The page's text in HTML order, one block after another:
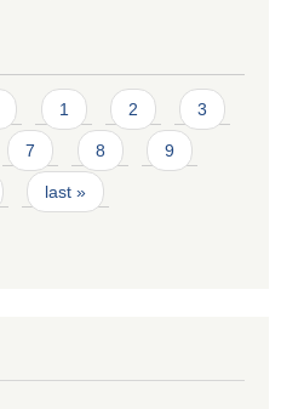
1 2 3
7 8 9
last »